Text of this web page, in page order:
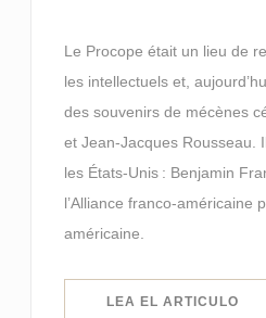
Le Procope était un lieu de
les intellectuels et,
des souvenirs de mécènes
et Jean-Jacques Rousseau.
les États-Unis : Benjamin
l’Alliance franco-américaine
américaine.
LEA EL ARTICULO